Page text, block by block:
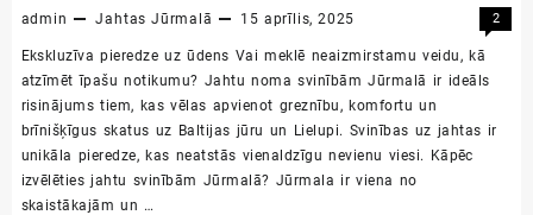
admin Jahtas Jūrmalā 15 aprīlis, 2025 2
Ekskluzīva pieredze uz ūdens Vai meklē neaizmirstamu veidu, kā
atzīmēt īpašu notikumu? Jahtu noma svinībām Jūrmalā ir ideāls
risinājums tiem, kas vēlas apvienot greznību, komfortu un
brīnišķīgus skatus uz Baltijas jūru un Lielupi. Svinības uz jahtas ir
unikāla pieredze, kas neatstās vienaldzīgu nevienu viesi. Kāpēc
izvēlēties jahtu svinībām Jūrmalā? Jūrmala ir viena no
skaistākajām un …